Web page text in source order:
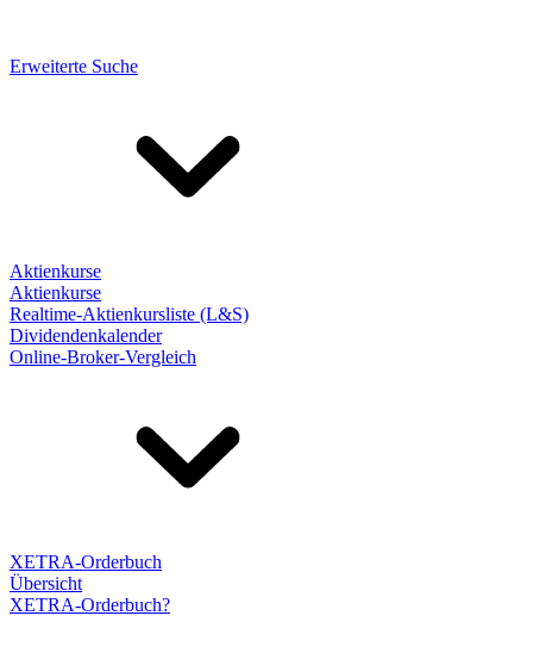
Erweiterte Suche
Aktienkurse
Aktienkurse
Realtime-Aktienkursliste (L&S)
Dividendenkalender
Online-Broker-Vergleich
XETRA-Orderbuch
Übersicht
XETRA-Orderbuch?